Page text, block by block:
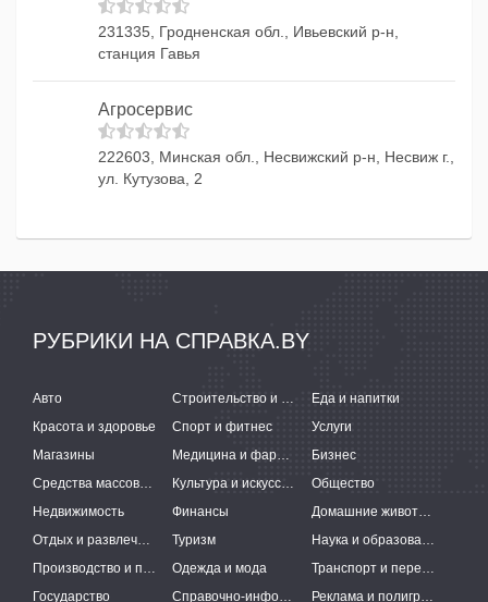
231335, Гродненская обл., Ивьевский р-н,
станция Гавья
Агросервис
222603, Минская обл., Несвижский р-н, Несвиж г.,
ул. Кутузова, 2
РУБРИКИ НА СПРАВКА.BY
Авто Строительство и ремонт
Еда и напитки
Красота и здоровье
Спорт и фитнес
Услуги
Магазины
Медицина и фармацевтика
Бизнес
Средства массовой информации
Культура и искусство
Общество
Недвижимость
Финансы
Домашние животные
Отдых и развлечения
Туризм
Наука и образование
Производство и поставки
Одежда и мода
Транспорт и перевозки
Государство
Справочно-информационные системы Реклама и полиграфия